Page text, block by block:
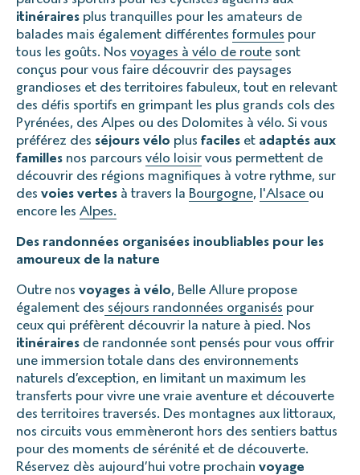
itinéraires plus tranquilles pour les amateurs de
balades mais également différentes formules pour
tous les goûts. Nos voyages à vélo de route sont
conçus pour vous faire découvrir des paysages
grandioses et des territoires fabuleux, tout en relevant
des défis sportifs en grimpant les plus grands cols des
Pyrénées, des Alpes ou des Dolomites à vélo. Si vous
préférez des séjours vélo plus faciles et adaptés aux
familles nos parcours vélo loisir vous permettent de
découvrir des régions magnifiques à votre rythme, sur
des voies vertes à travers la Bourgogne, l'Alsace ou
encore les Alpes.
Des randonnées organisées inoubliables pour les
amoureux de la nature
Outre nos voyages à vélo, Belle Allure propose
également des séjours randonnées organisés pour
ceux qui préfèrent découvrir la nature à pied. Nos
itinéraires de randonnée sont pensés pour vous offrir
une immersion totale dans des environnements
naturels d’exception, en limitant un maximum les
transferts pour vivre une vraie aventure et découverte
des territoires traversés. Des montagnes aux littoraux,
nos circuits vous emmèneront hors des sentiers battus
pour des moments de sérénité et de découverte.
Réservez dès aujourd’hui votre prochain voyage